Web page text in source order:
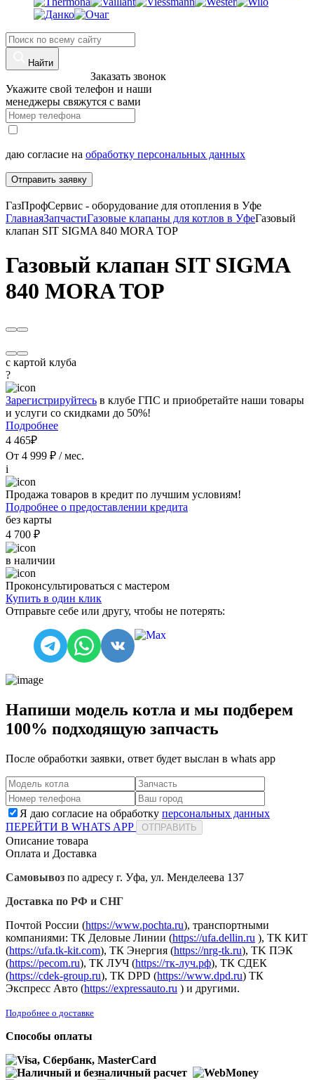
Найти
Заказать звонок
Укажите свой телефон и наши
менеджеры свяжутся с вами
даю согласие на обработку персональных данных
Отправить заявку
ГазПрофСервис - оборудование для отопления в Уфе
ГлавнаяЗапчастиГазовые клапаны для котлов в УфеГазовый
клапан SIT SIGMA 840 MORA TOP
Газовый клапан SIT SIGMA
840 MORA TOP
с картой клуба
?
Зарегистрируйтесь в клубе ГПС и приобретайте наши товары
и услуги со скидками до 50%!
Подробнее
4 465₽
От 4 999 ₽ / мес.
i
Продажа товаров в кредит по лучшим условиям!
Подробнее о предоставлении кредита
без карты
4 700 ₽
в наличии
Проконсультироваться с мастером
Купить в один клик
Отправьте себе или другу, чтобы не потерять:
Напиши модель котла и мы подберем
100% подходящую запчасть
После обработки заявки, ответ будет выслан в whats app
Я даю согласие на обработку персональных данных
ПЕРЕЙТИ В WHATS APP
ОТПРАВИТЬ
Описание товара
Оплата и Доставка
Самовывоз по адресу г. Уфа, ул. Менделеева 137
Доставка по РФ и СНГ
Почтой России (https://www.pochta.ru), транспортными
компаниями: ТК Деловые Линии (https://ufa.dellin.ru ), ТК КИТ
(https://ufa.tk-kit.com), ТК Энергия (https://nrg-tk.ru), ТK ПЭК
(https://pecom.ru), ТК ЛУЧ (https://тк-луч.рф), ТК СДЕК
(https://cdek-group.ru), ТК DPD (https://www.dpd.ru) ТК
Экспресс Авто (https://expressauto.ru ) и другими.
Подробнее о доставке
Способы оплаты